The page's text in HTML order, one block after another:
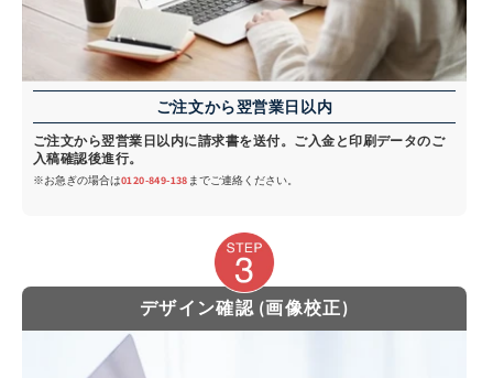
ご注文から翌営業日以内
ご注文から翌営業日以内に請求書を送付。ご入金と印刷データのご
入稿確認後進行。
※お急ぎの場合は0120-849-138 までご連絡ください。
デザイン確認 (画像校正)